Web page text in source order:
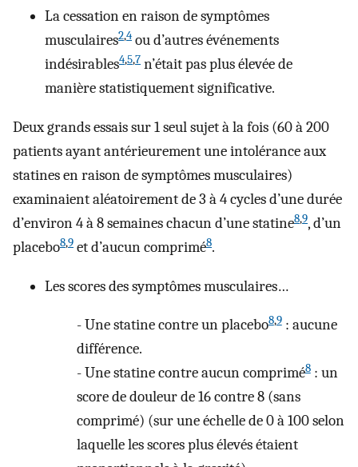
La cessation en raison de symptômes
musculaires2,4 ou d’autres événements
indésirables4,5,7 n’était pas plus élevée de
manière statistiquement significative.
Deux grands essais sur 1 seul sujet à la fois (60 à 200
patients ayant antérieurement une intolérance aux
statines en raison de symptômes musculaires)
examinaient aléatoirement de 3 à 4 cycles d’une durée
d’environ 4 à 8 semaines chacun d’une statine8,9, d’un
placebo8,9 et d’aucun comprimé8.
Les scores des symptômes musculaires…
-Une statine contre un placebo8,9: aucune
différence.
-Une statine contre aucun comprimé8: un
score de douleur de 16 contre 8 (sans
comprimé) (sur une échelle de 0 à 100 selon
laquelle les scores plus élevés étaient